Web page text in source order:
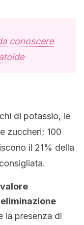
conoscere
di potassio, le
zuccheri; 100
il 21% della
la presenza di